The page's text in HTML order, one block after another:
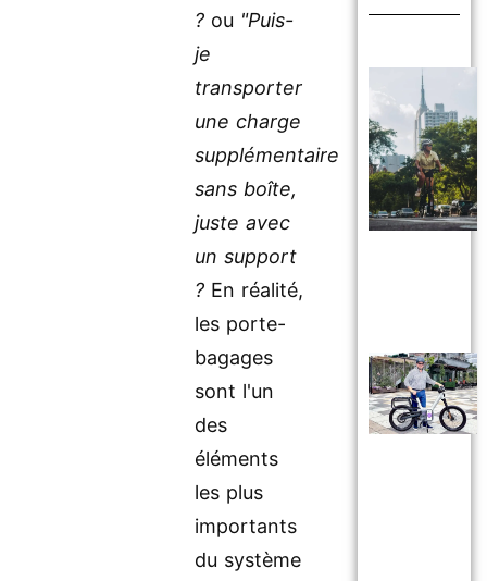
? ou "Puis-
je
transporter
une charge
supplémentaire
sans boîte,
juste avec
un support
? En réalité,
les porte-
bagages
sont l'un
des
éléments
les plus
importants
du système